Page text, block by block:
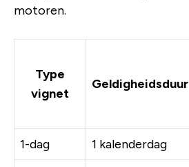
motoren.
Type
vignet
Geldigheidsduur
1-dag 1 kalenderdag